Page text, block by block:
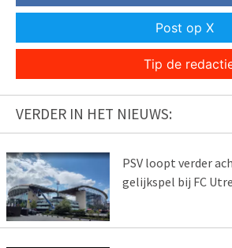
Post op X
Tip de
VERDER IN HET NIEUWS:
PSV loopt verder
gelijkspel bij FC